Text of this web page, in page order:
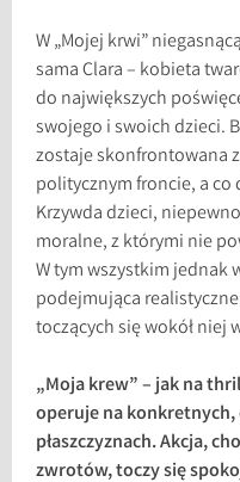
W „Mojej krwi”
sama Clara – kobieta
do największych
swojego i swoich dzieci.
zostaje skonfrontowana
politycznym froncie, a co
Krzywda dzieci,
moralne, z którymi nie
W tym wszystkim jednak
podejmująca
toczących się wokół niej
„Moja krew” – jak na
operuje na
płaszczyznach. Akcja,
zwrotów, toczy się